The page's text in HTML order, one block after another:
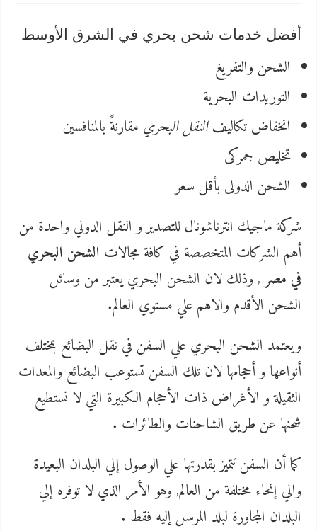
أفضل خدمات شحن بحري في الشرق الأوسط
الشحن والتفريغ
التوريدات البحرية
انخفاض تكاليفالنقل البحري مقارنةً بالمنافسين
تخليص جمركى
الشحن الدولى بأقل سعر
شركة ماجيك انترناشونال للتصدير و النقل الدولي واحدة من
أهم الشركات المتخصصة في كافة مجالات الشحن البحري
في مصر, وذلك لان الشحن البحري يعتبر من وسائل
الشحن الأقدم والاهم علي مستوي العالم.
ويعتمد الشحن البحري علي السفن في نقل البضائع بمختلف
أنواعها و أحجامها لان تلك السفن تستوعب البضائع والمعدات
الثقيلة و الأغراض ذات الأحجام الكبيرة التي لا نستطيع
شحنها عن طريق الشاحنات والطائرات .
كما أن السفن تتميز بقدرتها علي الوصول إلي البلدان البعيدة
والي إنحاء مختلفة من العالم, وهو الأمر الذي لا توفره إلي
البلدان المجاورة لبلد المرسل إليه فقط .